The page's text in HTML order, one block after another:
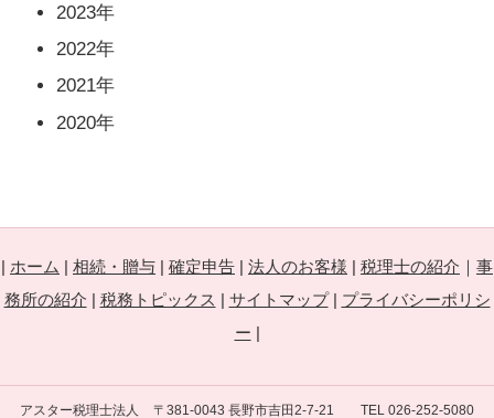
2023年
2022年
2021年
2020年
| ホーム | 相続・贈与 | 確定申告 | 法人のお客様 | 税理士の紹介 ｜ 事
務所の紹介 | 税務トピックス | サイトマップ| プライバシーポリシ
ー |
アスター税理士法人 〒381-0043 長野市吉田2-7-21 TEL 026-252-5080